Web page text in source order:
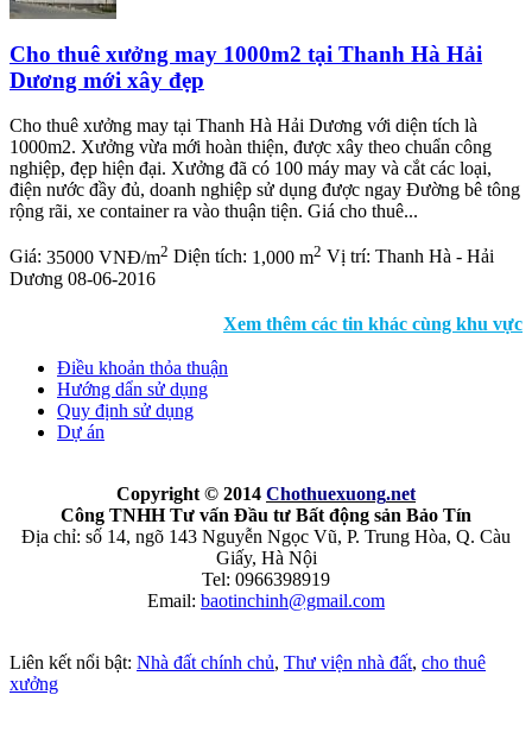
Cho thuê xưởng may 1000m2 tại Thanh Hà Hải
Dương mới xây đẹp
Cho thuê xưởng may tại Thanh Hà Hải Dương với diện tích là
1000m2. Xưởng vừa mới hoàn thiện, được xây theo chuẩn công
nghiệp, đẹp hiện đại. Xưởng đã có 100 máy may và cắt các loại,
điện nước đầy đủ, doanh nghiệp sử dụng được ngay Đường bê tông
rộng rãi, xe container ra vào thuận tiện. Giá cho thuê...
Giá: 35000 VNĐ/m2 Diện tích: 1,000 m2 Vị trí: Thanh Hà - Hải
Dương 08-06-2016
Xem thêm các tin khác cùng khu vực
Điều khoản thỏa thuận
Hướng dẩn sử dụng
Quy định sử dụng
Dự án
Copyright © 2014 Chothuexuong.net
Công TNHH Tư vấn Đầu tư Bất động sản Bảo Tín
Địa chỉ: số 14, ngõ 143 Nguyễn Ngọc Vũ, P. Trung Hòa, Q. Càu
Giấy, Hà Nội
Tel: 0966398919
Email: baotinchinh@gmail.com
Liên kết nổi bật: Nhà đất chính chủ, Thư viện nhà đất, cho thuê
xưởng